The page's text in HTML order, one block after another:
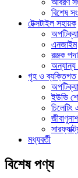
আবরণ
বিশেষ
টেক্সটাইল সহায়ক
এনজাইম
রঞ্জক
অন্যান্য
গৃহ ও ব্যক্তিগত
ইউভি
চিলেটিং
মধ্যবর্তী
বিশেষ পণ্য